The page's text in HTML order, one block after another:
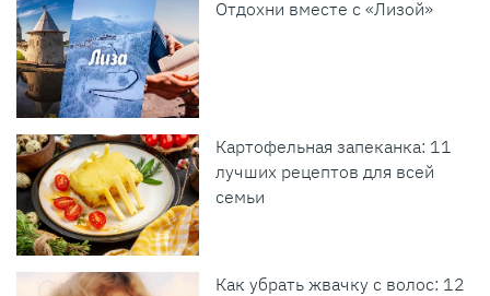
Отдохни вместе с «Лизой»
Картофельная запеканка: 11
лучших рецептов для всей
семьи
Как убрать жвачку с волос: 12